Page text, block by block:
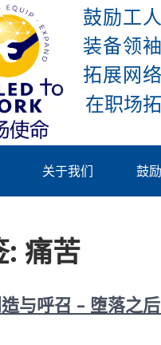
To
鼓励工人
装备领袖
拓展网络
关于我们 鼓励
: 痛苦
与呼召 – 堕落之